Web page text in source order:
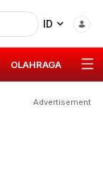
ID
OLAHRAGA GAYA
Advertisement